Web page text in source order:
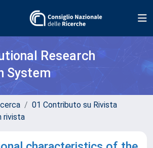
Research
System
01 Contributo su Rivista
rivista